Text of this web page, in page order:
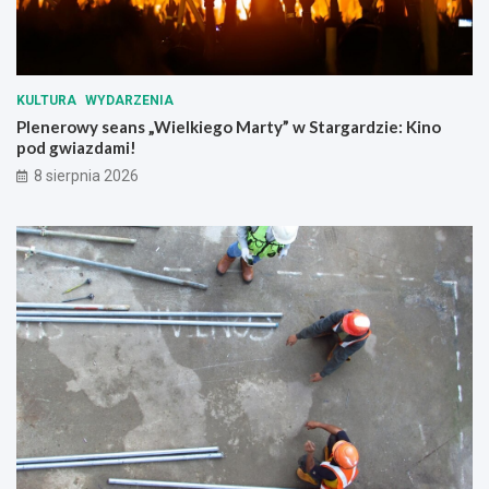
KULTURA WYDARZENIA
Plenerowy seans „Wielkiego Marty” w Stargardzie: Kino
pod gwiazdami!
8 sierpnia 2026